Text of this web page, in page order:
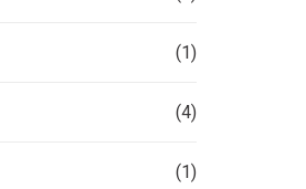
(1)
(4)
(1)